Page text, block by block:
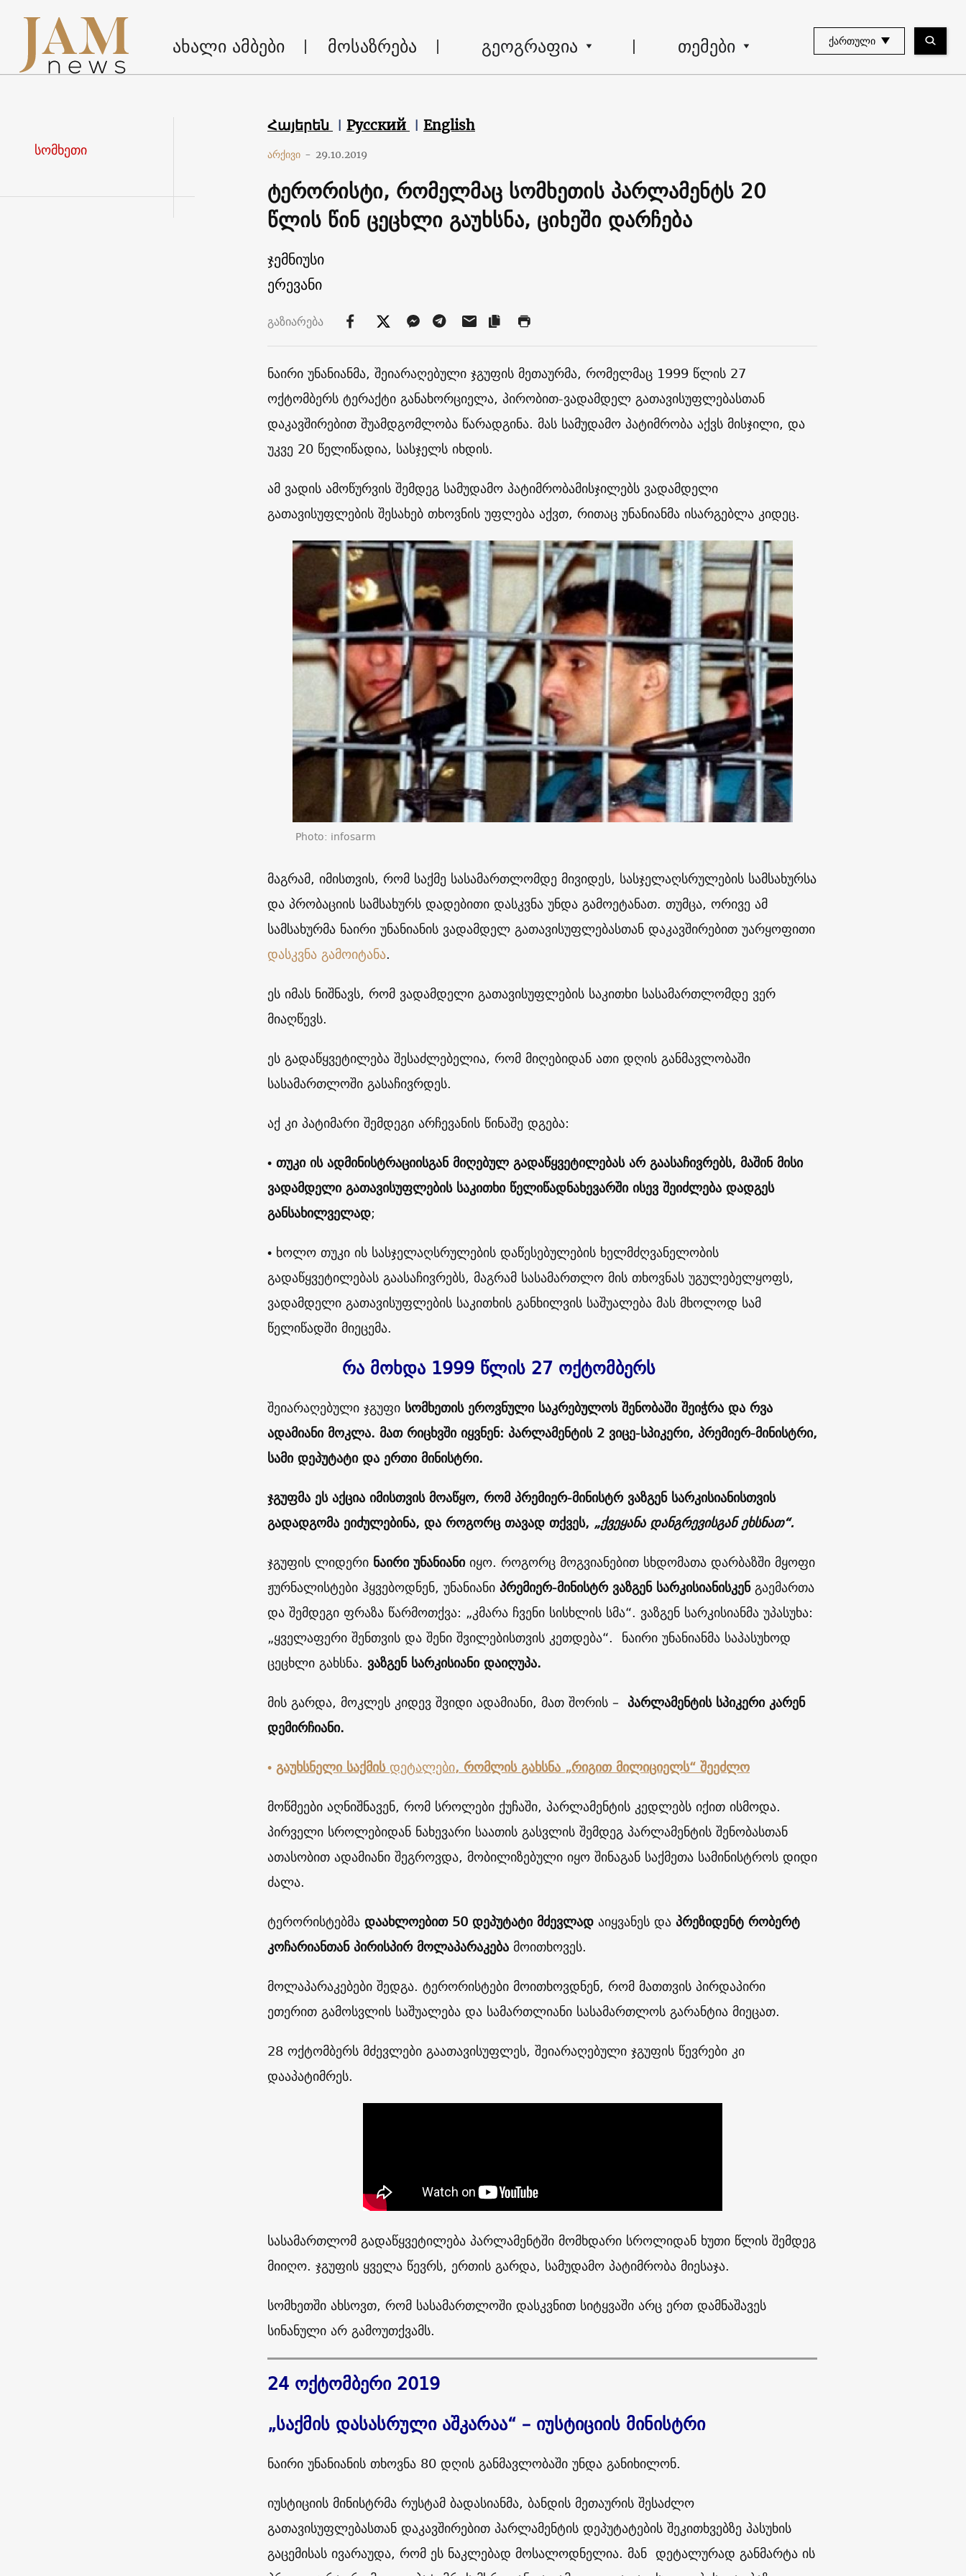
ახალი ამბები მოსაზრება გეოგრაფია თემები ᲥᲐᲠᲗᲣᲚᲘ
სომხეთი
Հայերեն Русский English
არქივი - 29.10.2019
ტერორისტი, რომელმაც სომხეთის პარლამენტს 20
წლის წინ ცეცხლი გაუხსნა, ციხეში დარჩება
ჯემნიუსი
ერევანი
გაზიარება
ნაირი უნანიანმა, შეიარაღებული ჯგუფის მეთაურმა, რომელმაც 1999 წლის 27
ოქტომბერს ტერაქტი განახორციელა, პირობით-ვადამდელ გათავისუფლებასთან
დაკავშირებით შუამდგომლობა წარადგინა. მას სამუდამო პატიმრობა აქვს მისჯილი, და
უკვე 20 წელიწადია, სასჯელს იხდის.
ამ ვადის ამოწურვის შემდეგ სამუდამო პატიმრობამისჯილებს ვადამდელი
გათავისუფლების შესახებ თხოვნის უფლება აქვთ, რითაც უნანიანმა ისარგებლა კიდეც.
Photo: infosarm
მაგრამ, იმისთვის, რომ საქმე სასამართლომდე მივიდეს, სასჯელაღსრულების სამსახურსა
და პრობაციის სამსახურს დადებითი დასკვნა უნდა გამოეტანათ. თუმცა, ორივე ამ
სამსახურმა ნაირი უნანიანის ვადამდელ გათავისუფლებასთან დაკავშირებით უარყოფითი
დასკვნა გამოიტანა.
ეს იმას ნიშნავს, რომ ვადამდელი გათავისუფლების საკითხი სასამართლომდე ვერ
მიაღწევს.
ეს გადაწყვეტილება შესაძლებელია, რომ მიღებიდან ათი დღის განმავლობაში
სასამართლოში გასაჩივრდეს.
აქ კი პატიმარი შემდეგი არჩევანის წინაშე დგება:
• თუკი ის ადმინისტრაციისგან მიღებულ გადაწყვეტილებას არ გაასაჩივრებს, მაშინ მისი
ვადამდელი გათავისუფლების საკითხი წელიწადნახევარში ისევ შეიძლება დადგეს
განსახილველად;
• ხოლო თუკი ის სასჯელაღსრულების დაწესებულების ხელმძღვანელობის
გადაწყვეტილებას გაასაჩივრებს, მაგრამ სასამართლო მის თხოვნას უგულებელყოფს,
ვადამდელი გათავისუფლების საკითხის განხილვის საშუალება მას მხოლოდ სამ
წელიწადში მიეცემა.
რა მოხდა 1999 წლის 27 ოქტომბერს
შეიარაღებული ჯგუფი სომხეთისეროვნული საკრებულოსშენობაშიშეიჭრა და რვა
ადამიანი მოკლა. მათ რიცხვში იყვნენ: პარლამენტის 2 ვიცე-სპიკერი, პრემიერ-მინისტრი,
სამი დეპუტატი და ერთი მინისტრი.
ჯგუფმა ეს აქცია იმისთვის მოაწყო, რომ პრემიერ-მინისტრ ვაზგენ სარკისიანისთვის
გადადგომა ეიძულებინა, და როგორც თავად თქვეს, „ქვეყანა დანგრევისგან ეხსნათ“.
ჯგუფის ლიდერი ნაირი უნანიანიიყო. როგორც მოგვიანებით სხდომათა დარბაზში მყოფი
ჟურნალისტები ჰყვებოდნენ, უნანიანიპრემიერ-მინისტრვაზგენ სარკისიანისკენგაემართა
და შემდეგი ფრაზა წარმოთქვა: „კმარა ჩვენი სისხლის სმა“. ვაზგენ სარკისიანმა უპასუხა:
„ყველაფერი შენთვის და შენი შვილებისთვის კეთდება“. ნაირი უნანიანმა საპასუხოდ
ცეცხლი გახსნა. ვაზგენ სარკისიანი დაიღუპა.
მის გარდა, მოკლეს კიდევ შვიდი ადამიანი, მათ შორის – პარლამენტის სპიკერიკარენ
დემირჩიანი.
•გაუხსნელისაქმისდეტალები,რომლისგახსნა„რიგითმილიციელს“შეეძლო
მოწმეები აღნიშნავენ, რომ სროლები ქუჩაში, პარლამენტის კედლებს იქით ისმოდა.
პირველი სროლებიდან ნახევარი საათის გასვლის შემდეგ პარლამენტის შენობასთან
ათასობით ადამიანი შეგროვდა, მობილიზებული იყო შინაგან საქმეთა სამინისტროს დიდი
ძალა.
ტერორისტებმა დაახლოებით50 დეპუტატიმძევლადაიყვანეს დაპრეზიდენტრობერტ
კოჩარიანთანპირისპირმოლაპარაკებამოითხოვეს.
მოლაპარაკებები შედგა. ტერორისტები მოითხოვდნენ, რომ მათთვის პირდაპირი
ეთერით გამოსვლის საშუალება და სამართლიანი სასამართლოს გარანტია მიეცათ.
28 ოქტომბერს მძევლები გაათავისუფლეს, შეიარაღებული ჯგუფის წევრები კი
დააპატიმრეს.
სასამართლომ გადაწყვეტილება პარლამენტში მომხდარი სროლიდან ხუთი წლის შემდეგ
მიიღო. ჯგუფის ყველა წევრს, ერთის გარდა, სამუდამო პატიმრობა მიესაჯა.
სომხეთში ახსოვთ, რომ სასამართლოში დასკვნით სიტყვაში არც ერთ დამნაშავეს
სინანული არ გამოუთქვამს.
24 ოქტომბერი 2019
„საქმის დასასრული აშკარაა“ – იუსტიციის მინისტრი
ნაირი უნანიანის თხოვნა 80 დღის განმავლობაში უნდა განიხილონ.
იუსტიციის მინისტრმა რუსტამ ბადასიანმა, ბანდის მეთაურის შესაძლო
გათავისუფლებასთან დაკავშირებით პარლამენტის დეპუტატების შეკითხვებზე პასუხის
გაცემისას ივარაუდა, რომ ეს ნაკლებად მოსალოდნელია. მან დეტალურად განმარტა ის